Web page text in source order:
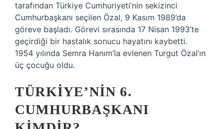
tarafından Türkiye Cumhuriyeti’nin sekizinci
Cumhurbaşkanı seçilen Özal, 9 Kasım 1989’da
göreve başladı. Görevi sırasında 17 Nisan 1993’te
geçirdiği bir hastalık sonucu hayatını kaybetti.
1954 yılında Semra Hanım’la evlenen Turgut Özal’ın
üç çocuğu oldu.
TÜRKIYE’NIN 6.
CUMHURBAŞKANI